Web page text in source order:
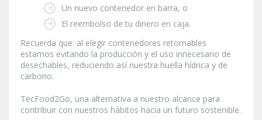
Un nuevo contenedor en barra, o
El reembolso de tu dinero en caja.
Recuerda que: al elegir contenedores retornables
estamos evitando la producción y el uso innecesario de
desechables, reduciendo así nuestra huella hídrica y de
carbono.
TecFood2Go, una alternativa a nuestro alcance para
contribuir con nuestros hábitos hacia un futuro sostenible.